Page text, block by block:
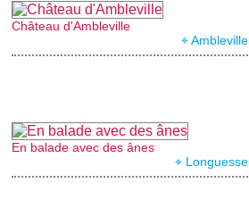
Château d'Ambleville
⌖ Ambleville
En balade avec des ânes
⌖ Longuesse